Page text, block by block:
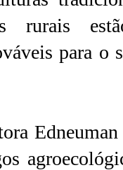
rurais
para o